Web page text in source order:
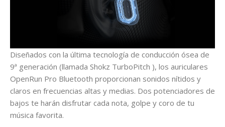
Diseñados con la última tecnología de conducción ósea de
9ª generación (llamada Shokz TurboPitch ), los auriculares
OpenRun Pro Bluetooth proporcionan sonidos nítidos y
claros en frecuencias altas y medias. Dos potenciadores de
bajos te harán disfrutar cada nota, golpe y coro de tu
música favorita.